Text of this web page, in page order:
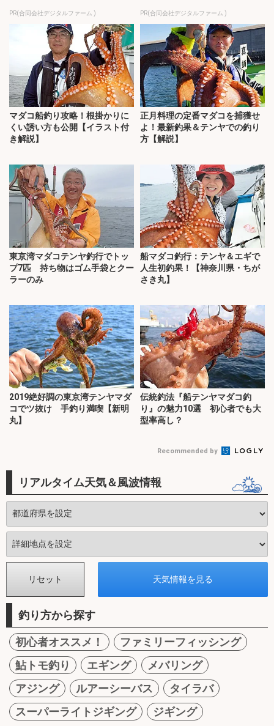
PR(合同会社デジタルファーム ) PR(合同会社デジタルファーム )
マダコ船釣り攻略！根掛かりに
くい誘い方も公開【イラスト付
き解説】
正月料理の定番マダコを捕獲せ
よ！最新釣果＆テンヤでの釣り
方【解説】
東京湾マダコテンヤ釣行でトッ
プ7匹 持ち物はゴム手袋とクー
ラーのみ
船マダコ釣行：テンヤ＆エギで
人生初釣果！【神奈川県・ちが
さき丸】
2019絶好調の東京湾テンヤマダ
コでツ抜け 手釣り満喫【新明
丸】
伝統釣法『船テンヤマダコ釣
り』の魅力10選 初心者でも大
型率高し？
Recommended by
リアルタイム天気＆風波情報
釣り方から探す
初心者オススメ！
ファミリーフィッシング
鮎トモ釣り
エギング
メバリング
アジング
ルアーシーバス
タイラバ
スーパーライトジギング
ジギング